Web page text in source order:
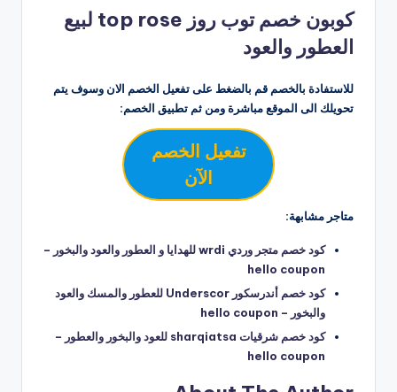
كوبون خصم توب روز top rose لبيع
العطور والعود
للاستفادة بالخصم قم بالضغط على تفعيل الخصم الان وسوف يتم
تحويلك الى الموقع مباشرة ومن ثم تطبيق الخصم:
تفعيل الخصم
الآن
متاجر مشابهة:
كود خصم متجر وردي wrdi للهدايا و العطور والعود والبخور –
hello coupon
كود خصم أندرسكور Underscor للعطور والمسك والعود
والبخور – hello coupon
كود خصم شرقيات sharqiatsa للعود والبخور والعطور –
hello coupon